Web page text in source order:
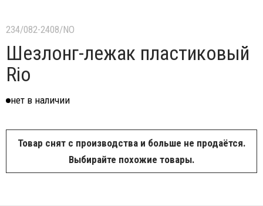
234/082-2408/NO
Шезлонг-лежак пластиковый
Rio
нет в наличии
Товар снят с производства и больше не продаётся.
Выбирайте похожие товары.